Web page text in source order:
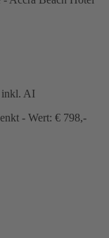
inkl. AI
- Wert: € 798,-